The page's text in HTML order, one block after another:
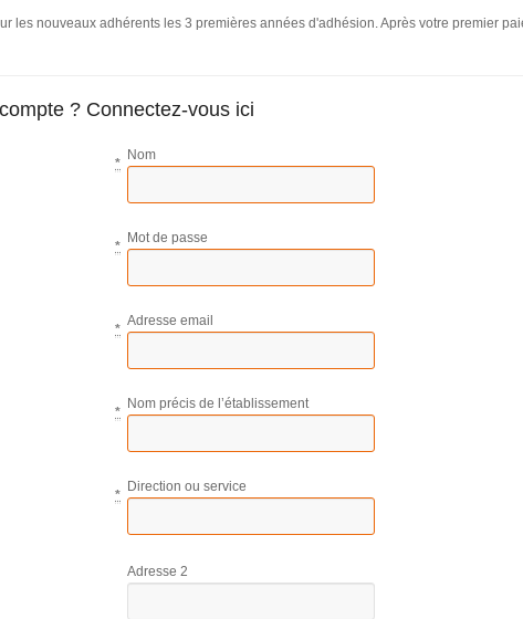
les nouveaux adhérents les 3 premières années d'adhésion. Après votre premier
? Connectez-vous ici
Nom
*
Mot de passe
*
Adresse email
*
Nom précis de l’établissement
*
Direction ou service
*
Adresse 2